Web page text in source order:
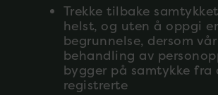
Trekke tilbake
helst, og uten å oppgi
begrunnelse, dersom vår
behandling av
bygger på samtykke fra
registrerte